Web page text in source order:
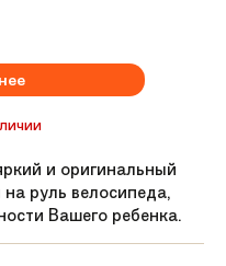
и оригинальный
руль велосипеда,
Вашего ребенка.